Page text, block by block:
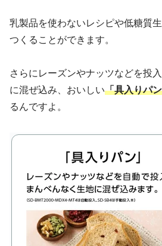
乳製品を使わないレシピや低糖質
つくることができます。
さらにレーズンやナッツなどを投
に混ぜ込み、おいしい「具入りパ
るんですよ。